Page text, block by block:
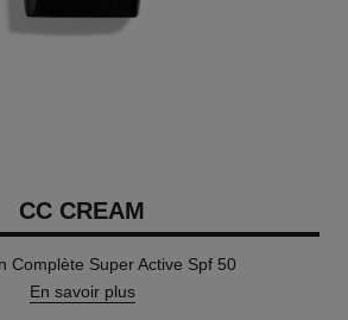
CC CREAM
Complète Super Active Spf 50
En savoir plus